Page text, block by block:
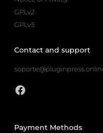
GPLv2
GPLv3
Contact and support
Payment Methods